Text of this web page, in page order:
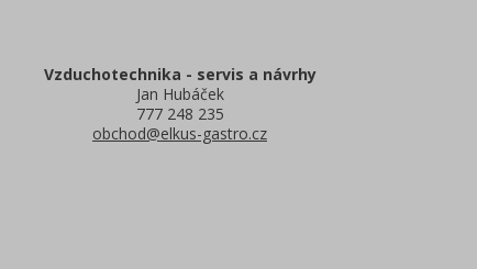
Vzduchotechnika - servis a návrhy
Jan Hubáček
777 248 235
obchod@elkus-gastro.cz